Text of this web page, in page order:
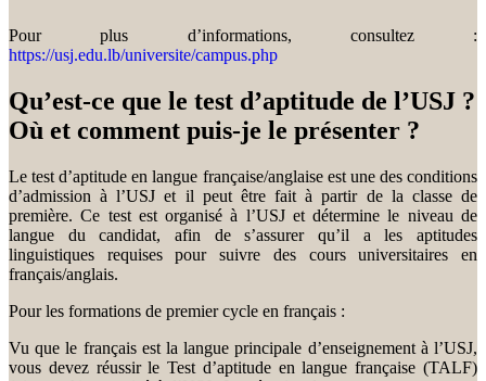
Pour plus d’informations, consultez :
https://usj.edu.lb/universite/campus.php
Qu’est-ce que le test d’aptitude de l’USJ ?
Où et comment puis-je le présenter ?
Le test d’aptitude en langue française/anglaise est une des conditions
d’admission à l’USJ et il peut être fait à partir de la classe de
première. Ce test est organisé à l’USJ et détermine le niveau de
langue du candidat, afin de s’assurer qu’il a les aptitudes
linguistiques requises pour suivre des cours universitaires en
français/anglais.
Pour les formations de premier cycle en français :
Vu que le français est la langue principale d’enseignement à l’USJ,
vous devez réussir le Test d’aptitude en langue française (TALF)